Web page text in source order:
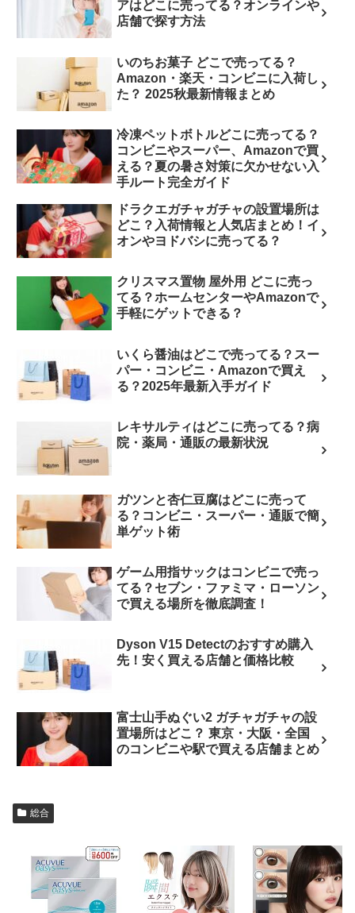
アはどこに売ってる？オンラインや
店舗で探す方法
いのちお菓子 どこで売ってる？
Amazon・楽天・コンビニに入荷し
た？ 2025秋最新情報まとめ
冷凍ペットボトルどこに売ってる？
コンビニやスーパー、Amazonで買
える？夏の暑さ対策に欠かせない入
手ルート完全ガイド
ドラクエガチャガチャの設置場所は
どこ？入荷情報と人気店まとめ！イ
オンやヨドバシに売ってる？
クリスマス置物 屋外用 どこに売っ
てる？ホームセンターやAmazonで
手軽にゲットできる？
いくら醤油はどこで売ってる？スー
パー・コンビニ・Amazonで買え
る？2025年最新入手ガイド
レキサルティはどこに売ってる？病
院・薬局・通販の最新状況
ガツンと杏仁豆腐はどこに売って
る？コンビニ・スーパー・通販で簡
単ゲット術
ゲーム用指サックはコンビニで売っ
てる？セブン・ファミマ・ローソン
で買える場所を徹底調査！
Dyson V15 Detectのおすすめ購入
先！安く買える店舗と価格比較
富士山手ぬぐい2 ガチャガチャの設
置場所はどこ？ 東京・大阪・全国
のコンビニや駅で買える店舗まとめ
総合